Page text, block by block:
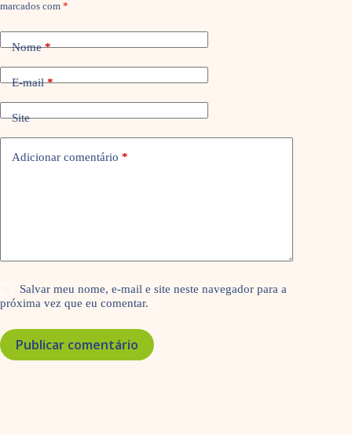
marcados com *
Nome*
E-mail*
Site
Adicionar comentário *
Salvar meu nome, e-mail e site neste navegador para a
próxima vez que eu comentar.
Publicar comentário